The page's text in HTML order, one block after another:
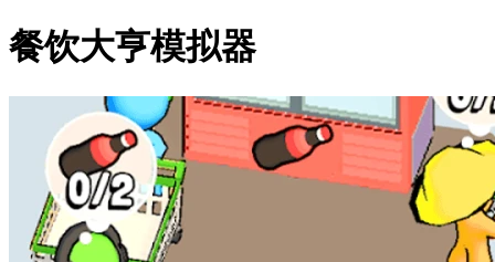
餐饮大亨模拟器